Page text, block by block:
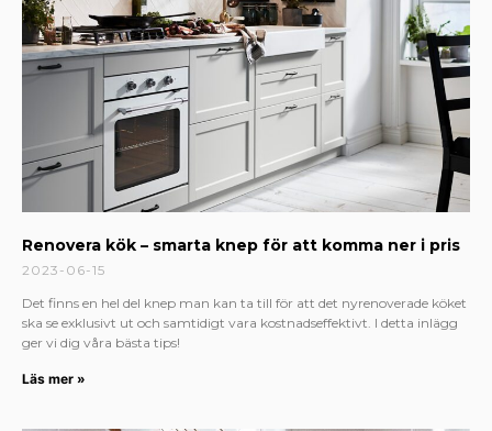
Renovera kök – smarta knep för att komma ner i pris
2023-06-15
Det finns en hel del knep man kan ta till för att det nyrenoverade köket
ska se exklusivt ut och samtidigt vara kostnadseffektivt. I detta inlägg
ger vi dig våra bästa tips!
Läs mer »